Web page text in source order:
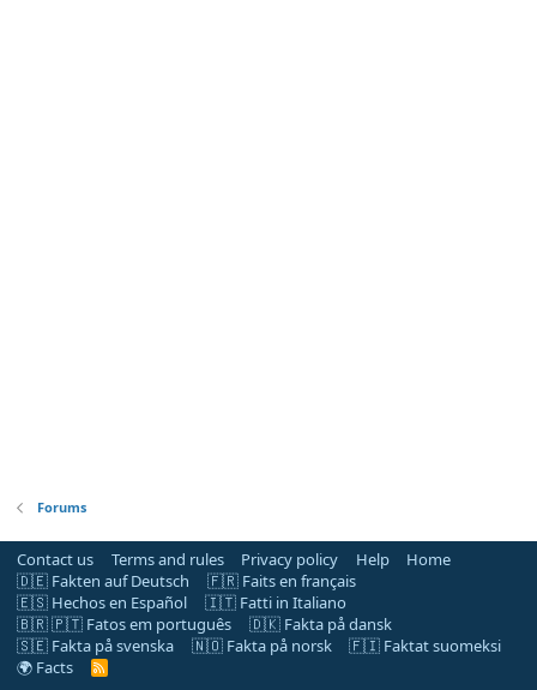
Forums
Contact us Terms and rules Privacy policy Help
Home
🇩🇪 Fakten auf Deutsch
🇫🇷 Faits en français
🇪🇸 Hechos en Español
🇮🇹 Fatti in Italiano
🇧🇷 🇵🇹 Fatos em português
🇩🇰 Fakta på dansk
🇸🇪 Fakta på svenska
🇳🇴 Fakta på norsk
🇫🇮 Faktat suomeksi
🌍 Facts
R